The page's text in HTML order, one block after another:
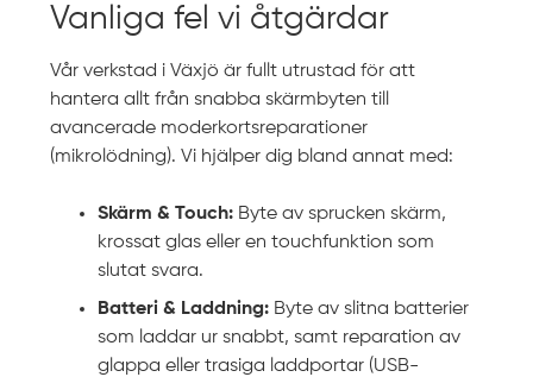
Vanliga fel vi åtgärdar
Vår verkstad i Växjö är fullt utrustad för att
hantera allt från snabba skärmbyten till
avancerade moderkortsreparationer
(mikrolödning). Vi hjälper dig bland annat med:
Skärm & Touch: Byte av sprucken skärm,
krossat glas eller en touchfunktion som
slutat svara.
Batteri & Laddning: Byte av slitna batterier
som laddar ur snabbt, samt reparation av
glappa eller trasiga laddportar (USB-